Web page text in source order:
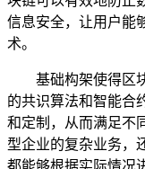
信息安全，让用户能
术。
基础构架使得区
的共识算法和智能合
和定制，从而满足不
型企业的复杂业务，
都能够根据实际情况